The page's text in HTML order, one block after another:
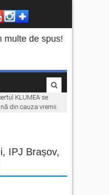
KLUMEA se
din cauza vremii.
făgărășeanul Dinu
se vede la
Făgărașului,
de premiera în
, IPJ Brașov,